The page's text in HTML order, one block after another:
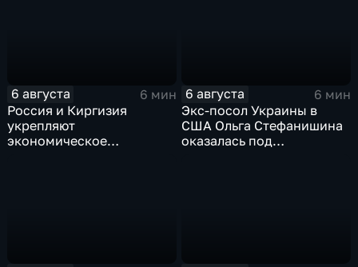
6 августа
6 мин
Россия и Киргизия
укрепляют
экономическое
6 августа
6 мин
Экс-посол Украины в
США Ольга Стефанишина
оказалась под